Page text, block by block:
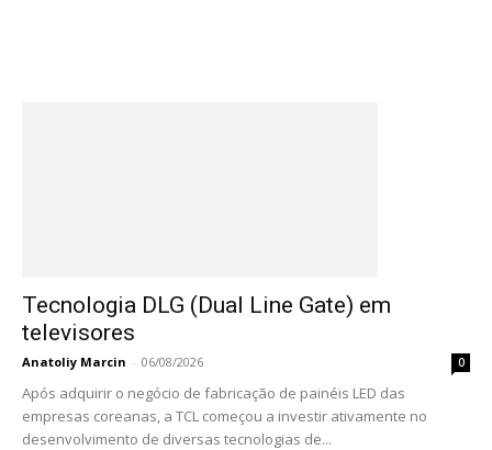
Tecnologia DLG (Dual Line Gate) em
televisores
Anatoliy Marcin - 06/08/2026 0
Após adquirir o negócio de fabricação de painéis LED das
empresas coreanas, a TCL começou a investir ativamente no
desenvolvimento de diversas tecnologias de...